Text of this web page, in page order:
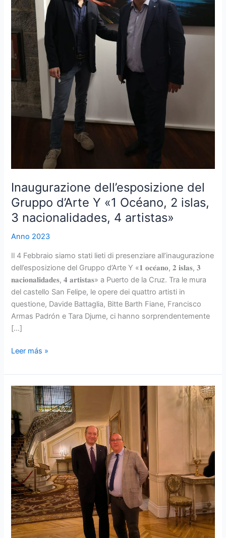
Inaugurazione dell’esposizione del
Gruppo d’Arte Y «1 Océano, 2 islas,
3 nacionalidades, 4 artistas»
Anno 2023
Il 4 Febbraio siamo stati lieti di presenziare all’inaugurazione
dell’esposizione del Gruppo d’Arte Y «𝟏 𝐨𝐜𝐞́𝐚𝐧𝐨, 𝟐 𝐢𝐬𝐥𝐚𝐬, 𝟑
𝐧𝐚𝐜𝐢𝐨𝐧𝐚𝐥𝐢𝐝𝐚𝐝𝐞𝐬, 𝟒 𝐚𝐫𝐭𝐢𝐬𝐭𝐚𝐬» a Puerto de la Cruz. Tra le mura
del castello San Felipe, le opere dei quattro artisti in
questione, Davide Battaglia, Bitte Barth Fiane, Francisco
Armas Padrón e Tara Djume, ci hanno sorprendentemente
[…]
islas,
3
nacionalidades,
4
artistas»
Leer más »
Ricevimento
con
l’ambasciatore
Riccardo
Guariglia